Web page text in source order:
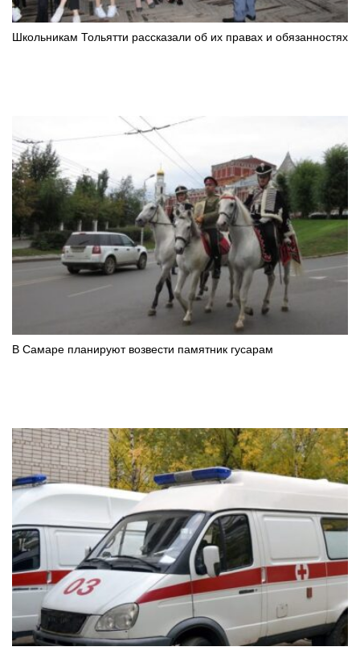
Школьникам Тольятти рассказали об их правах и обязанностях
В Самаре планируют возвести памятник гусарам